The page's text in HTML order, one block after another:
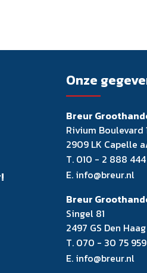
Onze
Breur
Rivium Boulevard
2909 LK Capelle
T. 010 - 2 888 444
E. info@breur.nl
Breur
Singel 81
2497 GS Den Haag
T. 070 - 30 75 959
E. info@breur.nl